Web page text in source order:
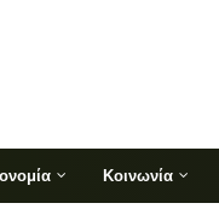
Κοινωνία